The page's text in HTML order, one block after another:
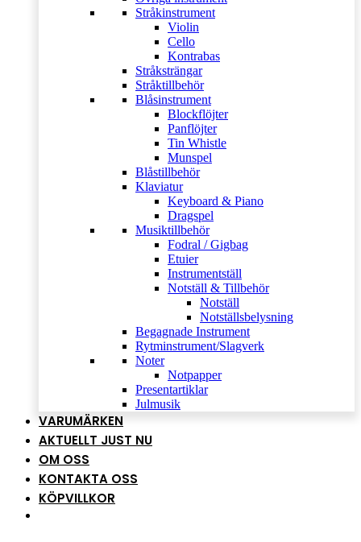
Stråkinstrument
Violin
Cello
Kontrabas
Stråksträngar
Stråktillbehör
Blåsinstrument
Blockflöjter
Panflöjter
Tin Whistle
Munspel
Blåstillbehör
Klaviatur
Keyboard & Piano
Dragspel
Musiktillbehör
Fodral / Gigbag
Etuier
Instrumentställ
Notställ & Tillbehör
Notställ
Notställsbelysning
Begagnade Instrument
Rytminstrument/Slagverk
Noter
Notpapper
Presentartiklar
Julmusik
VARUMÄRKEN
AKTUELLT JUST NU
OM OSS
KONTAKTA OSS
KÖPVILLKOR